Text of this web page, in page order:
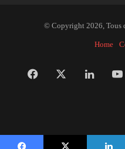
© Copyright 2026, Tous
Home
Facebook Linkedin